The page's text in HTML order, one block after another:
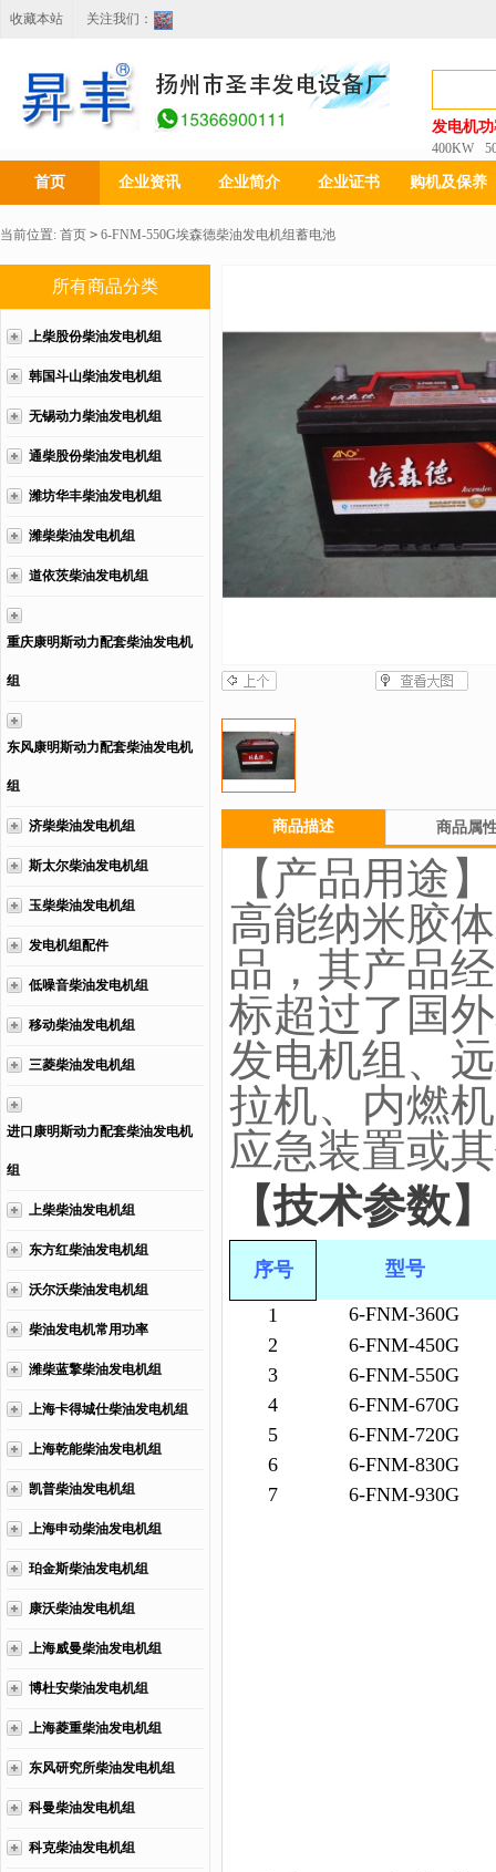
收藏本站 关注我们：
发电机
400KW
首页 企业资讯 企业简介 企业证书 购机及保养
当前位置: 首页 > 6-FNM-550G埃森德柴油发电机组蓄电池
所有商品分类
上柴股份柴油发电机组
韩国斗山柴油发电机组
无锡动力柴油发电机组
通柴股份柴油发电机组
潍坊华丰柴油发电机组
潍柴柴油发电机组
道依茨柴油发电机组
重庆康明斯动力配套柴油发电机
组
东风康明斯动力配套柴油发电机
组
济柴柴油发电机组
斯太尔柴油发电机组
玉柴柴油发电机组
发电机组配件
低噪音柴油发电机组
移动柴油发电机组
三菱柴油发电机组
进口康明斯动力配套柴油发电机
组
上柴柴油发电机组
东方红柴油发电机组
沃尔沃柴油发电机组
柴油发电机常用功率
潍柴蓝擎柴油发电机组
上海卡得城仕柴油发电机组
上海乾能柴油发电机组
凯普柴油发电机组
上海申动柴油发电机组
珀金斯柴油发电机组
康沃柴油发电机组
上海威曼柴油发电机组
博杜安柴油发电机组
上海菱重柴油发电机组
东风研究所柴油发电机组
科曼柴油发电机组
科克柴油发电机组
商品描述 商品属
【产品用途】
高能纳米胶
品，其产品
标超过了国
发电机组、
拉机、内燃
应急装置或
【技术参数】
序号 型号
1
6-FNM-360G
2
6-FNM-450G
3
6-FNM-550G
4
6-FNM-670G
5
6-FNM-720G
6
6-FNM-830G
7
6-FNM-930G